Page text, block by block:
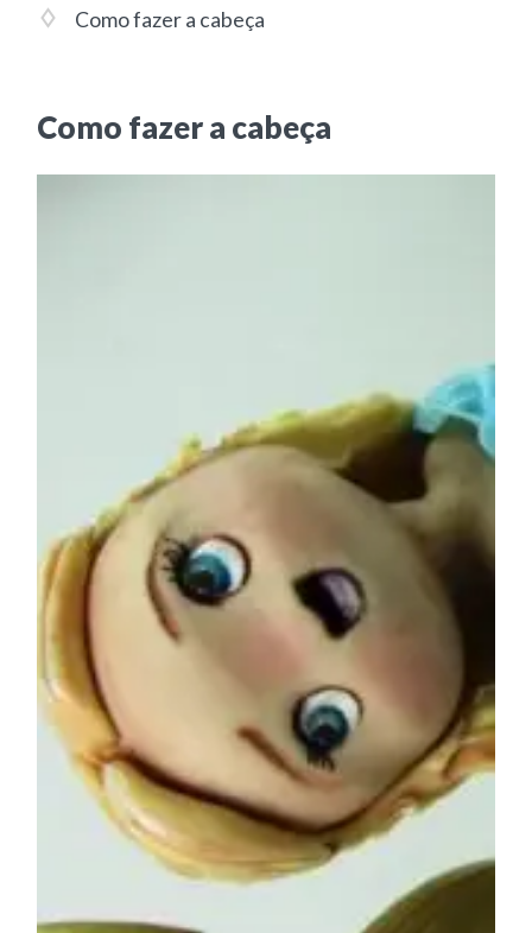
Como fazer a cabeça
Como fazer a cabeça